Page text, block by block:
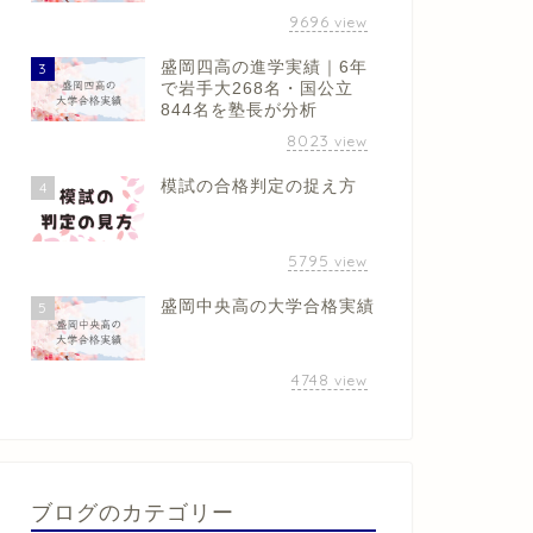
9696 view
3
盛岡四高の進学実績｜6年
で岩手大268名・国公立
844名を塾長が分析
8023 view
4 模試の合格判定の捉え方
5795 view
5 盛岡中央高の大学合格実績
4748 view
ブログのカテゴリー